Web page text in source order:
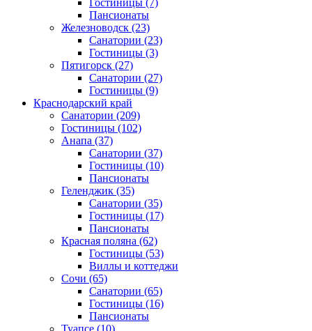
Гостиницы (7)
Пансионаты
Железноводск (23)
Санатории (23)
Гостиницы (3)
Пятигорск (27)
Санатории (27)
Гостиницы (9)
Краснодарский край
Санатории (209)
Гостиницы (102)
Анапа (37)
Санатории (37)
Гостиницы (10)
Пансионаты
Геленджик (35)
Санатории (35)
Гостиницы (17)
Пансионаты
Красная поляна (62)
Гостиницы (53)
Виллы и коттеджи
Сочи (65)
Санатории (65)
Гостиницы (16)
Пансионаты
Туапсе (10)